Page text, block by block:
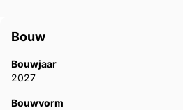
Bouw
Bouwjaar
2027
Bouwvorm